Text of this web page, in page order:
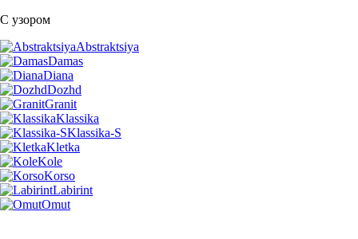
С узором
Abstraktsiya
Damas
Diana
Dozhd
Granit
Klassika
Klassika-S
Kletka
Kole
Korso
Labirint
Omut